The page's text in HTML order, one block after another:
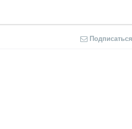
Подписаться